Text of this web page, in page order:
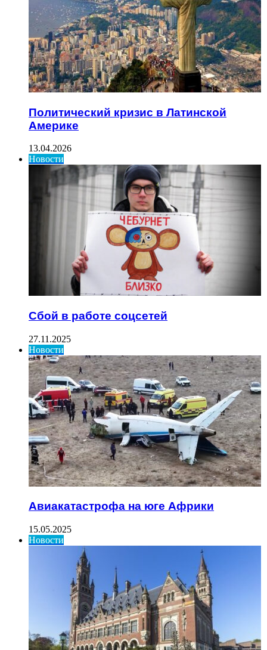
Политический кризис в Латинской
Америке
13.04.2026
Новости
Сбой в работе соцсетей
27.11.2025
Новости
Авиакатастрофа на юге Африки
15.05.2025
Новости